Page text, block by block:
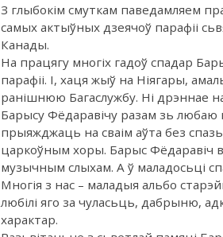
З глыбокім смуткам паведамляем
самых актыўных дзеячоў парафіі
Канады.
На працягу многіх гадоў спадар
парафіі. І, хаця жыў на Ніягары,
ранішнюю Багаслужбу. Ні дрэннае
Барысу Фёдаравічу разам зь
прыяжджаць на сваім аўта без
царкоўным хоры. Барыс Фёдаравіч
музычным слыхам. А ў маладосьці
Многія з нас – маладыя альбо
любілі яго за чуласьць, дабрыню,
характар.